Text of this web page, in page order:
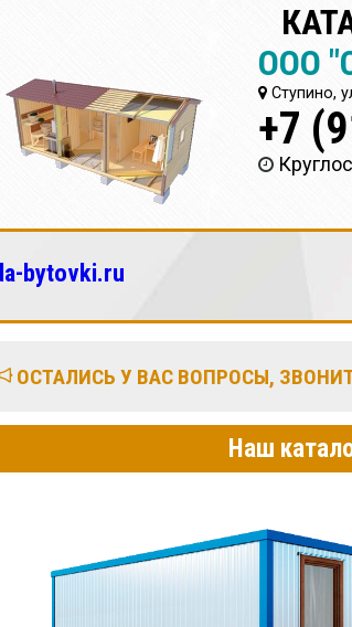
ООО
Ступино,
+7
bytovki.ru
ОСТАЛИСЬ У ВАС ВОПРОСЫ,
Наш